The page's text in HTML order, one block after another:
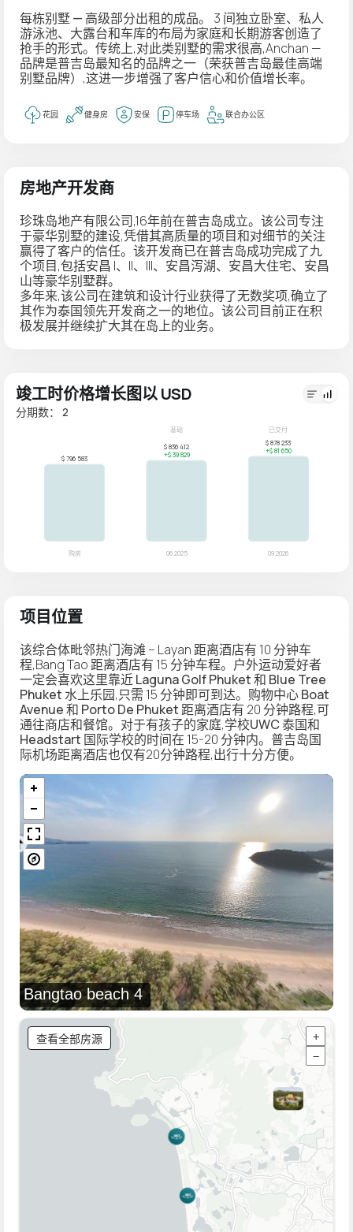
每栋别墅 — 高级部分出租的成品。
3 间独立卧室、私人
游泳池、大露台和车库的布局为家庭和长期游客创造了
抢手的形式。传统上,对此类别墅的需求很高,Anchan —
品牌是普吉岛最知名的品牌之一（荣获普吉岛最佳高端
别墅品牌）,这进一步增强了客户信心和价值增长率。
花园 健身房 安保 停车场 联合办公区
房地产开发商
珍珠岛地产有限公司,16年前在普吉岛成立。该公司专注
于豪华别墅的建设,凭借其高质量的项目和对细节的关注
赢得了客户的信任。该开发商已在普吉岛成功完成了九
个项目,包括安昌 I、II、III、安昌泻湖、安昌大住宅、安昌
山等豪华别墅群。
多年来,该公司在建筑和设计行业获得了无数奖项,确立了
其作为泰国领先开发商之一的地位。该公司目前正在积
极发展并继续扩大其在岛上的业务。
竣工时价格增长图以 USD
分期数： 2
项目位置
该综合体毗邻热门海滩 – Layan 距离酒店有 10 分钟车
程,Bang Tao 距离酒店有 15 分钟车程。户外运动爱好者
一定会喜欢这里靠近Laguna Golf Phuket和 Blue Tree
Phuket水上乐园,只需 15 分钟即可到达。购物中心Boat
Avenue和 Porto De Phuket 距离酒店有 20 分钟路程,可
通往商店和餐馆。对于有孩子的家庭,学校UWC 泰国和
Headstart 国际学校的时间在 15-20 分钟内。普吉岛国
际机场距离酒店也仅有20分钟路程,出行十分方便。
Bangtao beach 4
查看全部房源
+
−